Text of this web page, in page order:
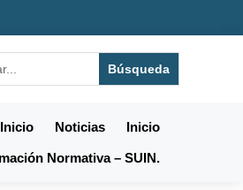
Inicio Noticias Inicio
Normativa – SUIN.